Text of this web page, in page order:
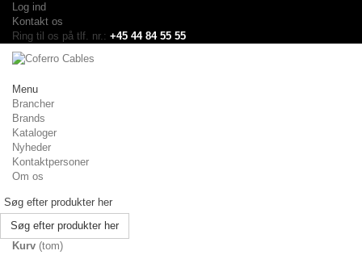
Log ind
Kontakt os
Ring til os på tlf. nr.: +45 44 84 55 55
Menu
Brancher
Brands
Kataloger
Nyheder
Kontaktpersoner
Om os
Søg efter produkter her
Kurv (tom)